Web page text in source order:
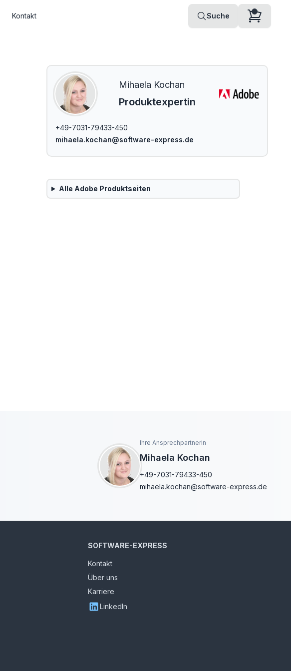
Kontakt Suche
Mihaela Kochan
Produktexpertin
+49-7031-79433-450
mihaela.kochan@software-express.de
Alle Adobe Produktseiten
Ihre Ansprechpartnerin
Mihaela Kochan
+49-7031-79433-450
mihaela.kochan@software-express.de
SOFTWARE-EXPRESS
Kontakt
Über uns
Karriere
LinkedIn